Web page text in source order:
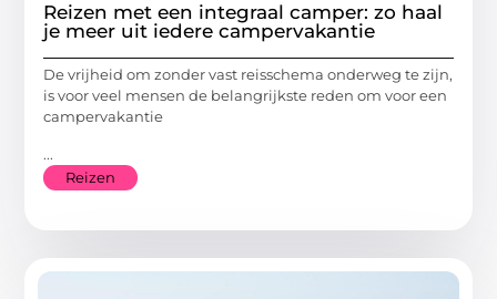
Reizen met een integraal camper: zo haal
je meer uit iedere campervakantie
De vrijheid om zonder vast reisschema onderweg te zijn,
is voor veel mensen de belangrijkste reden om voor een
campervakantie
...
Reizen